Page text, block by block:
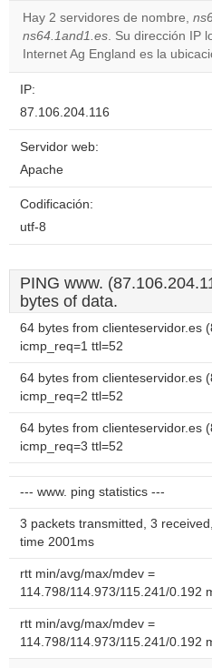
Hay 2 servidores de nombre,
ns64.1and1.es. Su dirección IP
Internet Ag England es la
IP:
87.106.204.116
Servidor web:
Apache
Codificación:
utf-8
PING www.
bytes of data.
64 bytes from clienteservidor.es
icmp_req=1 ttl=52
64 bytes from clienteservidor.es
icmp_req=2 ttl=52
64 bytes from clienteservidor.es
icmp_req=3 ttl=52
--- www. ping statistics ---
3 packets transmitted, 3
time 2001ms
rtt min/avg/max/mdev =
114.798/114.973/115.241/0.192
rtt min/avg/max/mdev =
114.798/114.973/115.241/0.192